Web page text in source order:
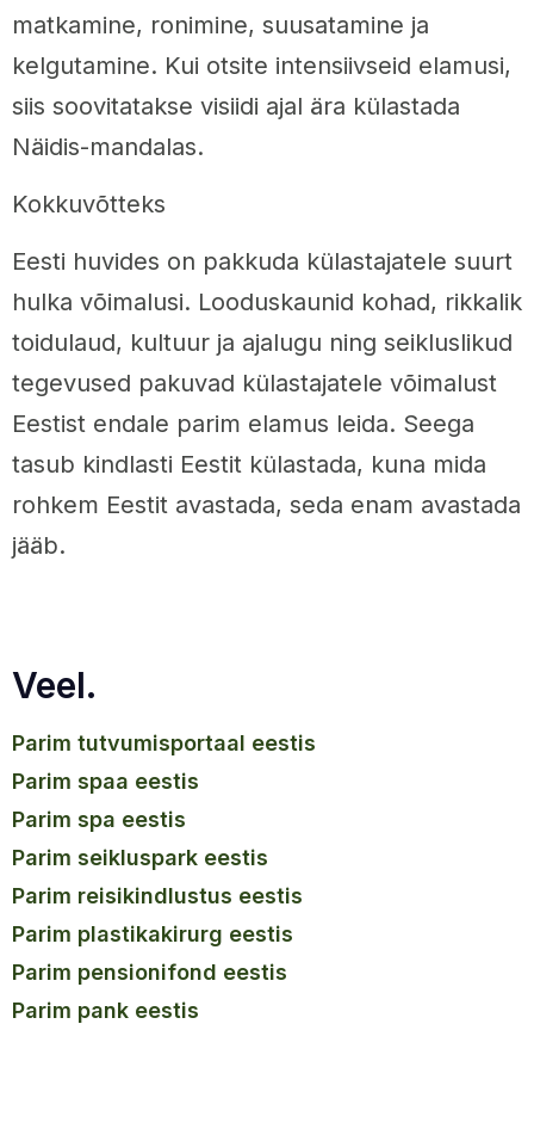
matkamine, ronimine, suusatamine ja
kelgutamine. Kui otsite intensiivseid elamusi,
siis soovitatakse visiidi ajal ära külastada
Näidis-mandalas.
Kokkuvõtteks
Eesti huvides on pakkuda külastajatele suurt
hulka võimalusi. Looduskaunid kohad, rikkalik
toidulaud, kultuur ja ajalugu ning seikluslikud
tegevused pakuvad külastajatele võimalust
Eestist endale parim elamus leida. Seega
tasub kindlasti Eestit külastada, kuna mida
rohkem Eestit avastada, seda enam avastada
jääb.
Veel.
parim tutvumisportaal eestis
parim spaa eestis
parim spa eestis
parim seikluspark eestis
parim reisikindlustus eestis
parim plastikakirurg eestis
parim pensionifond eestis
parim pank eestis